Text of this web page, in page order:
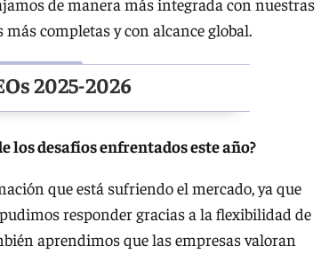
completas y con alcance global.
2025-2026
los desafíos enfrentados este año?
que está sufriendo el mercado, ya que
responder gracias a la flexibilidad de
aprendimos que las empresas valoran